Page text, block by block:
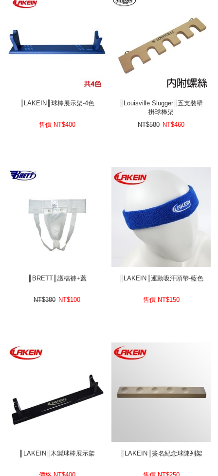
║LAKEIN║球棒展示架-4色
售價 NT$400
║Louisville Slugger║五支裝壁
掛球棒架
NT$580 NT$460
║BRETT║護檔褲+蓋
NT$380 NT$100
║LAKEIN║運動吸汗頭帶-藍色
售價 NT$150
║LAKEIN║木製球棒展示架 ║LAKEIN║簽名紀念球陳列架